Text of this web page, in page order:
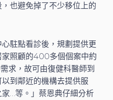
也避免掉了不少移位上的
心駐點看診後，規劃提供更
照顧的400多個個案中約
求，故可由復健科醫師到
到鄰近的機構去提供服
…等。」蔡恩典仔細分析